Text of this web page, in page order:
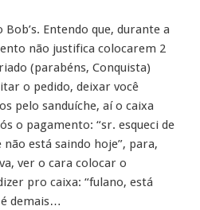
Entendo que, durante a
não justifica colocarem 2
(parabéns, Conquista)
o pedido, deixar você
pelo sanduíche, aí o caixa
o pagamento: “sr. esqueci de
não está saindo hoje”, para,
ver o cara colocar o
pro caixa: “fulano, está
demais…